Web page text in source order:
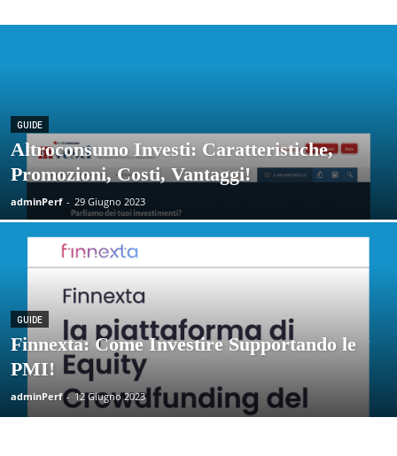
GUIDE
Altroconsumo Investi: Caratteristiche,
Promozioni, Costi, Vantaggi!
adminPerf - 29 Giugno 2023
GUIDE
Finnexta: Come Investire Supportando le
PMI!
adminPerf - 12 Giugno 2023